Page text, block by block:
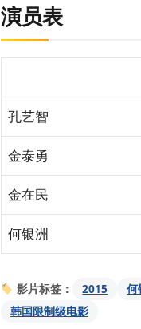
演员表
孔艺智
金泰勇
金在民
何银洲
影片标签： 2015 何
韩国限制级电影